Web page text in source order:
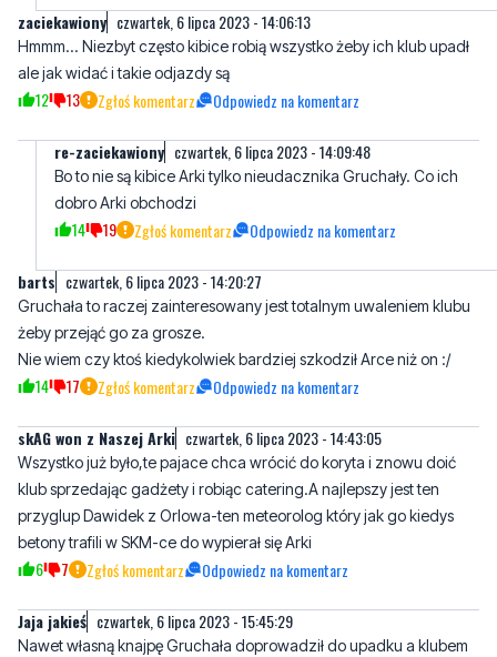
zaciekawiony czwartek, 6 lipca 2023 - 14:06:13
Hmmm... Niezbyt często kibice robią wszystko żeby ich klub upadł
ale jak widać i takie odjazdy są
12 13 Zgłoś komentarz Odpowiedz na komentarz
re-zaciekawiony czwartek, 6 lipca 2023 - 14:09:48
Bo to nie są kibice Arki tylko nieudacznika Gruchały. Co ich
dobro Arki obchodzi
14 19 Zgłoś komentarz Odpowiedz na komentarz
barts czwartek, 6 lipca 2023 - 14:20:27
Gruchała to raczej zainteresowany jest totalnym uwaleniem klubu
żeby przejąć go za grosze.
Nie wiem czy ktoś kiedykolwiek bardziej szkodził Arce niż on :/
14 17 Zgłoś komentarz Odpowiedz na komentarz
skAG won z Naszej Arki czwartek, 6 lipca 2023 - 14:43:05
Wszystko już było,te pajace chca wrócić do koryta i znowu doić
klub sprzedając gadżety i robiąc catering.A najlepszy jest ten
przyglup Dawidek z Orlowa-ten meteorolog który jak go kiedys
betony trafili w SKM-ce do wypierał się Arki
6 7 Zgłoś komentarz Odpowiedz na komentarz
Jaja jakieś czwartek, 6 lipca 2023 - 15:45:29
Nawet własną knajpę Gruchała doprowadził do upadku a klubem